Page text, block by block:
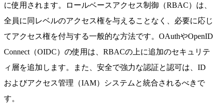
に使用されます。ロールベースアクセス制御（RBAC）は、
全員に同レベルのアクセス権を与えることなく、必要に応じ
てアクセス権を付与する一般的な方法です。OAuthやOpenID
Connect（OIDC）の使用は、RBACの上に追加のセキュリテ
ィ層を追加します。また、安全で強力な認証と認可は、ID
およびアクセス管理（IAM）システムと統合されるべきで
す。